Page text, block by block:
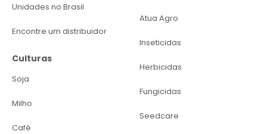
Unidades no Brasil
Encontre um distribuidor
Culturas
Soja
Milho
Café
Atua Agro
Inseticidas
Herbicidas
Fungicidas
Seedcare